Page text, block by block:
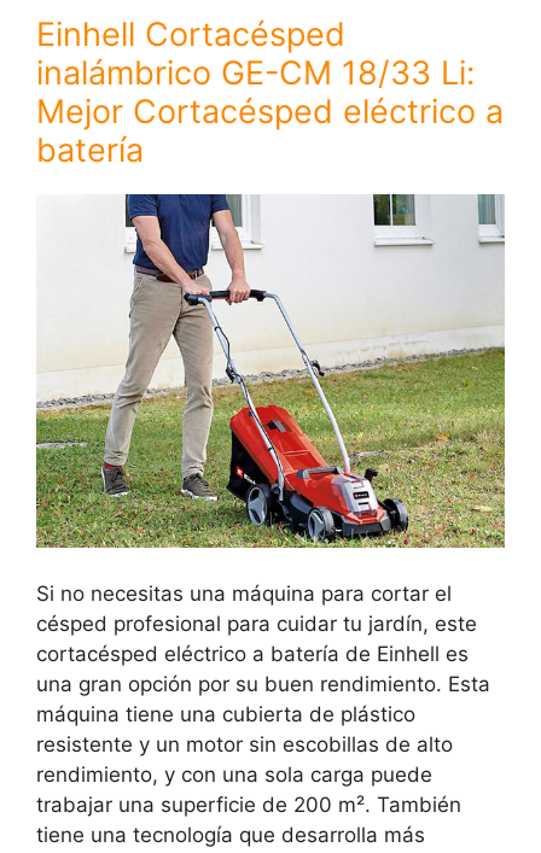
Einhell Cortacésped
inalámbrico GE-CM 18/33 Li:
Mejor Cortacésped eléctrico a
batería
Si no necesitas una máquina para cortar el
césped profesional para cuidar tu jardín, este
cortacésped eléctrico a batería de Einhell es
una gran opción por su buen rendimiento. Esta
máquina tiene una cubierta de plástico
resistente y un motor sin escobillas de alto
rendimiento, y con una sola carga puede
trabajar una superficie de 200 m². También
tiene una tecnología que desarrolla más